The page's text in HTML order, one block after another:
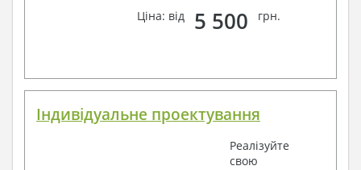
Завжди раді Вам допомогти!
Ціна: від 5 500 грн.
Індивідуальне проектування
Реалізуйте
свою